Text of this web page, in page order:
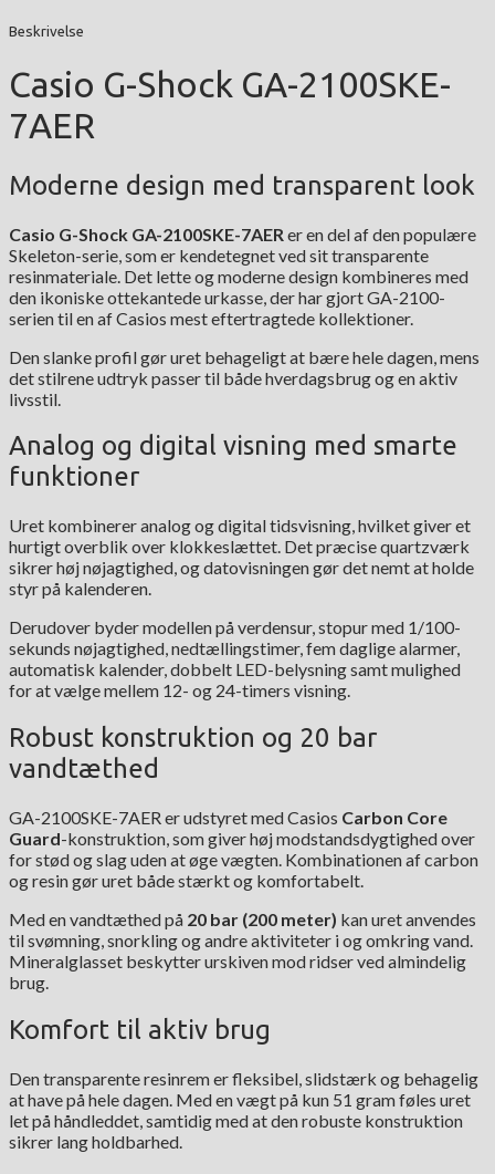
Beskrivelse
Casio G-Shock GA-2100SKE-
7AER
Moderne design med transparent look
Casio G-Shock GA-2100SKE-7AER er en del af den populære
Skeleton-serie, som er kendetegnet ved sit transparente
resinmateriale. Det lette og moderne design kombineres med
den ikoniske ottekantede urkasse, der har gjort GA-2100-
serien til en af Casios mest eftertragtede kollektioner.
Den slanke profil gør uret behageligt at bære hele dagen, mens
det stilrene udtryk passer til både hverdagsbrug og en aktiv
livsstil.
Analog og digital visning med smarte
funktioner
Uret kombinerer analog og digital tidsvisning, hvilket giver et
hurtigt overblik over klokkeslættet. Det præcise quartzværk
sikrer høj nøjagtighed, og datovisningen gør det nemt at holde
styr på kalenderen.
Derudover byder modellen på verdensur, stopur med 1/100-
sekunds nøjagtighed, nedtællingstimer, fem daglige alarmer,
automatisk kalender, dobbelt LED-belysning samt mulighed
for at vælge mellem 12- og 24-timers visning.
Robust konstruktion og 20 bar
vandtæthed
GA-2100SKE-7AER er udstyret med Casios Carbon Core
Guard-konstruktion, som giver høj modstandsdygtighed over
for stød og slag uden at øge vægten. Kombinationen af carbon
og resin gør uret både stærkt og komfortabelt.
Med en vandtæthed på 20 bar (200 meter) kan uret anvendes
til svømning, snorkling og andre aktiviteter i og omkring vand.
Mineralglasset beskytter urskiven mod ridser ved almindelig
brug.
Komfort til aktiv brug
Den transparente resinrem er fleksibel, slidstærk og behagelig
at have på hele dagen. Med en vægt på kun 51 gram føles uret
let på håndleddet, samtidig med at den robuste konstruktion
sikrer lang holdbarhed.